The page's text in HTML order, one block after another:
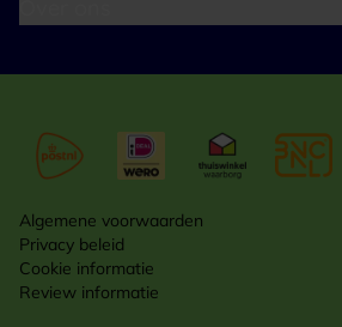
Algemene voorwaarden
Privacy beleid
Cookie informatie
Review informatie